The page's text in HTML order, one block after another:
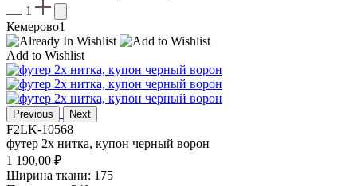
1
Кемерово1
Add to Wishlist
Previous Next
F2LK-10568
футер 2х нитка, купон черный ворон
1 190,00 ₽
Ширина ткани: 175